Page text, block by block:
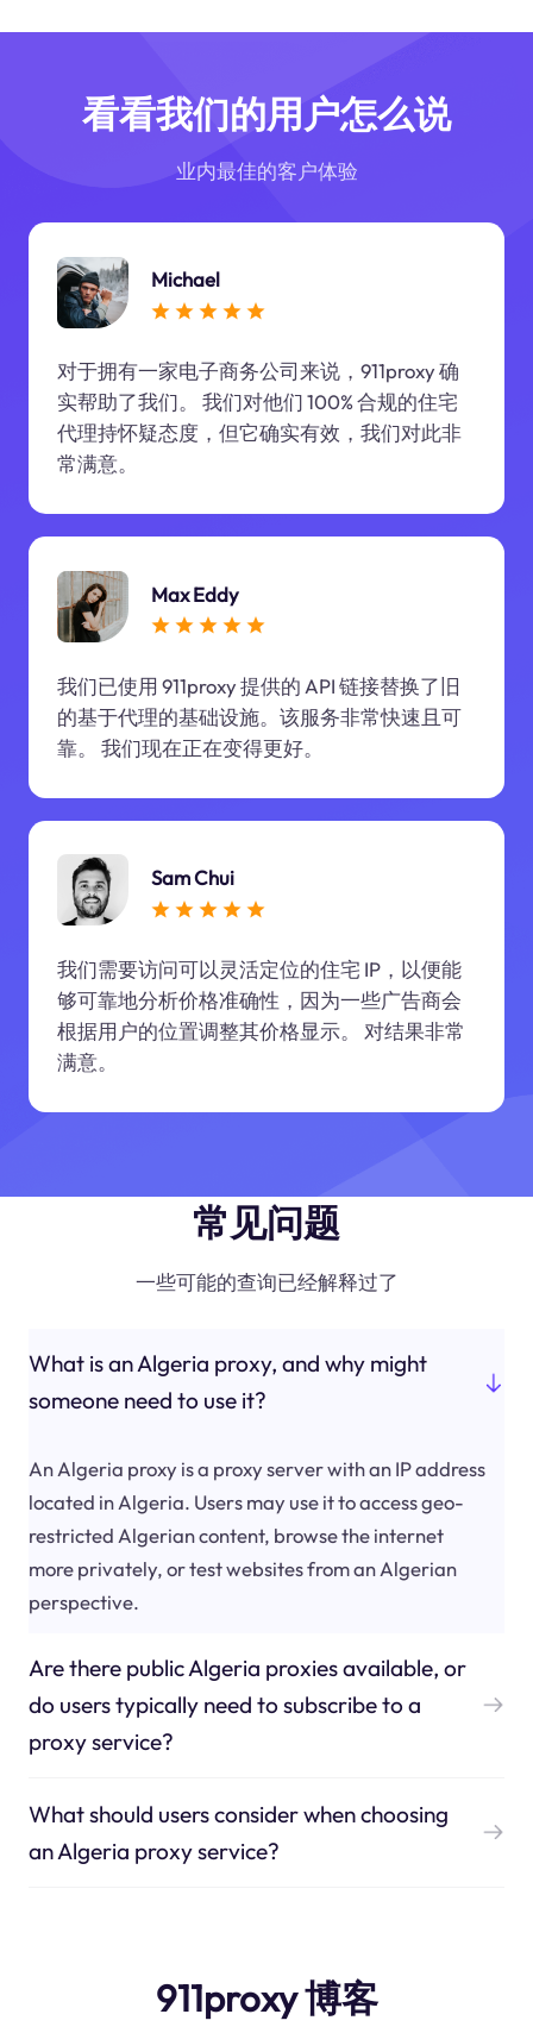
看看我们的用户怎么说
业内最佳的客户体验
Michael
对于拥有一家电子商务公司来说，911proxy 确
实帮助了我们。 我们对他们 100% 合规的住宅
代理持怀疑态度，但它确实有效，我们对此非
常满意。
Max Eddy
我们已使用 911proxy 提供的 API 链接替换了旧
的基于代理的基础设施。该服务非常快速且可
靠。 我们现在正在变得更好。
Sam Chui
我们需要访问可以灵活定位的住宅 IP，以便能
够可靠地分析价格准确性，因为一些广告商会
根据用户的位置调整其价格显示。 对结果非常
满意。
常见问题
一些可能的查询已经解释过了
What is an Algeria proxy, and why might
someone need to use it?
An Algeria proxy is a proxy server with an IP address
located in Algeria. Users may use it to access geo-
restricted Algerian content, browse the internet
more privately, or test websites from an Algerian
perspective.
Are there public Algeria proxies available, or
do users typically need to subscribe to a
proxy service?
What should users consider when choosing
an Algeria proxy service?
911proxy 博客